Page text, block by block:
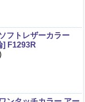
フトレザーカラー
] F1293R